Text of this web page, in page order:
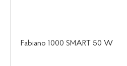
Fabiano 1000 SMART 50 W